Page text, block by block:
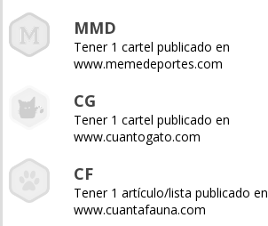
MMD
Tener 1 cartel publicado en
www.memedeportes.com
CG
Tener 1 cartel publicado en
www.cuantogato.com
CF
Tener 1 artículo/lista publicado en
www.cuantafauna.com